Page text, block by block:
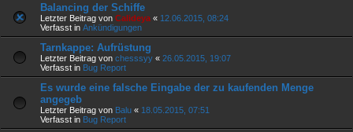
Balancing der Schiffe
Letzter Beitrag von Calideya « 12.06.2015, 08:24
Verfasst in Ankündigungen
Tarnkappe: Aufrüstung
Letzter Beitrag von chesssyy « 26.05.2015, 19:07
Verfasst in Bug Report
Es wurde eine falsche Eingabe der zu kaufenden Menge
angegeb
Letzter Beitrag von Balu « 18.05.2015, 07:51
Verfasst in Bug Report